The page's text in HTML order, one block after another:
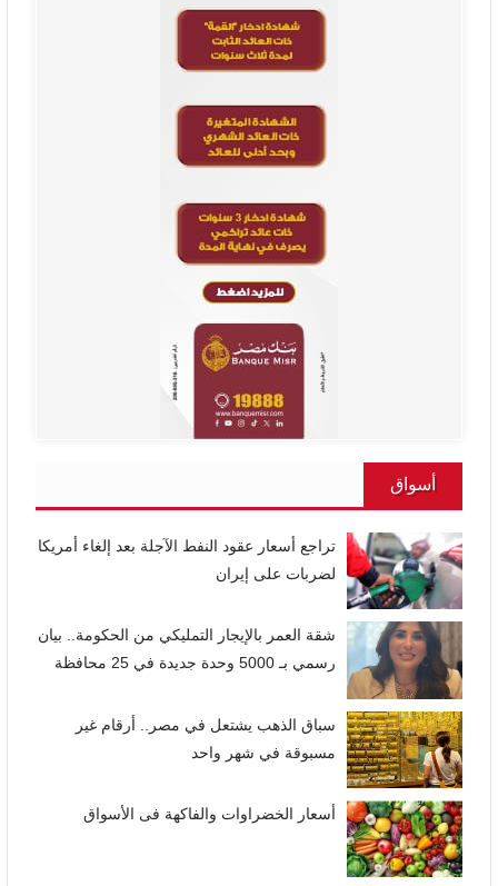
أسواق
تراجع أسعار عقود النفط الآجلة بعد إلغاء أمريكا
لضربات على إيران
شقة العمر بالإيجار التمليكي من الحكومة.. بيان
رسمي بـ 5000 وحدة جديدة في 25 محافظة
سباق الذهب يشتعل في مصر.. أرقام غير
مسبوقة في شهر واحد
أسعار الخضراوات والفاكهة فى الأسواق